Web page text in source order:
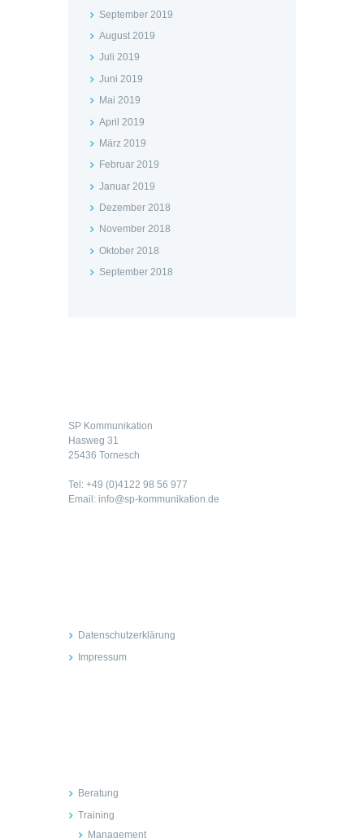
September 2019
August 2019
Juli 2019
Juni 2019
Mai 2019
April 2019
März 2019
Februar 2019
Januar 2019
Dezember 2018
November 2018
Oktober 2018
September 2018
SP Kommunikation
Hasweg 31
25436 Tornesch
Tel: +49 (0)4122 98 56 977
Email: info@sp-kommunikation.de
Datenschutzerklärung
Impressum
Beratung
Training
Management